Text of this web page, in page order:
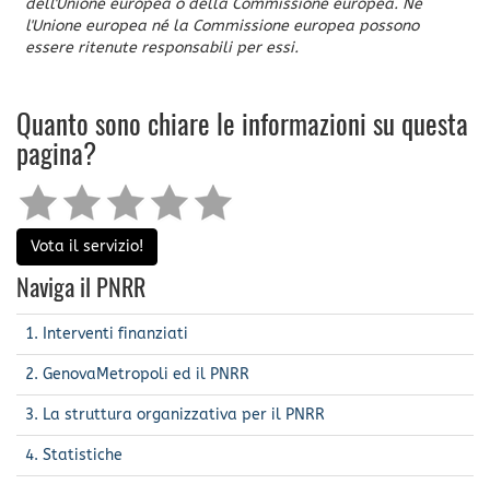
dell'Unione europea o della Commissione europea. Né
l'Unione europea né la Commissione europea possono
essere ritenute responsabili per essi.
Quanto sono chiare le informazioni su questa
pagina?
Vota il servizio!
Naviga il PNRR
1. Interventi finanziati
2. GenovaMetropoli ed il PNRR
3. La struttura organizzativa per il PNRR
4. Statistiche